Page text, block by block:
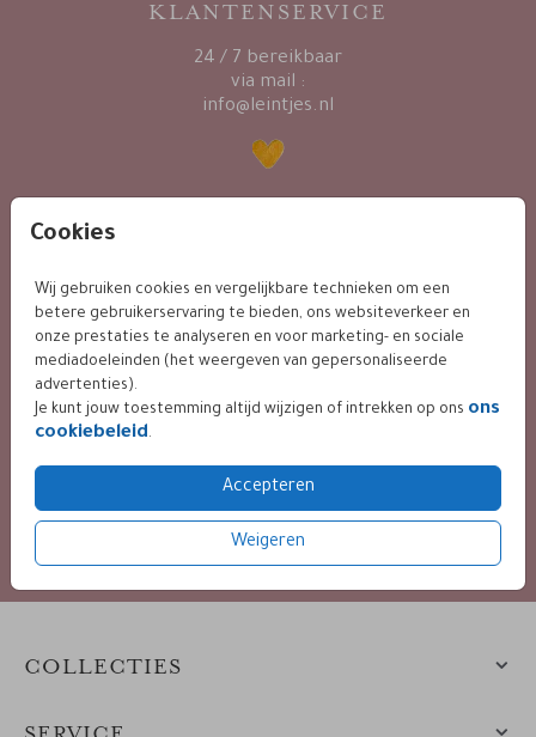
Cookies
Wij gebruiken cookies en vergelijkbare technieken om een
betere gebruikerservaring te bieden, ons websiteverkeer en
onze prestaties te analyseren en voor marketing- en sociale
mediadoeleinden (het weergeven van gepersonaliseerde
advertenties).
Je kunt jouw toestemming altijd wijzigen of intrekken op ons ons
cookiebeleid.
Accepteren
Weigeren
KLANTENSERVICE
24 / 7 bereikbaar
via mail :
info@leintjes.nl
9.4 / 10 op basis van 400+ reviews
BETALING VEILIG VIA
diverse mogelijkheden
COLLECTIES